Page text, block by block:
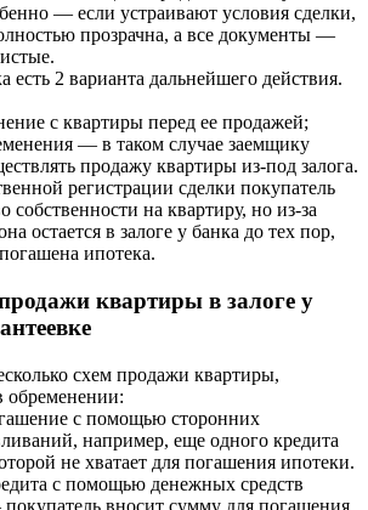
— если устраивают условия сделки,
прозрачна, а все документы —
есть 2 варианта дальнейшего действия.
с квартиры перед ее продажей;
— в таком случае заемщику
продажу квартиры из-под залога.
регистрации сделки покупатель
собственности на квартиру, но из-за
остается в залоге у банка до тех пор,
ипотека.
квартиры в залоге у
схем продажи квартиры,
обременении:
с помощью сторонних
например, еще одного кредита
не хватает для погашения ипотеки.
с помощью денежных средств
вносит сумму для погашения